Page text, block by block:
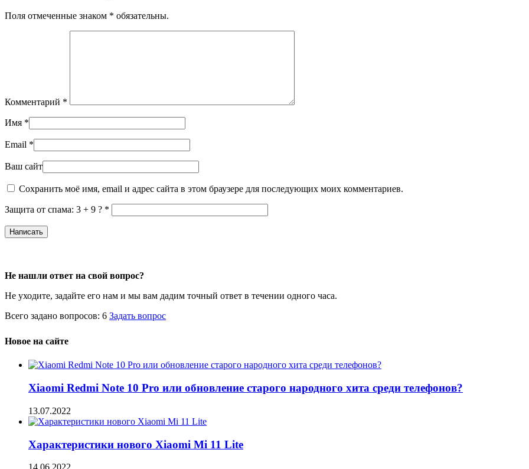
Поля отмеченные знаком * обязательны.
Комментарий *
Имя *
Email *
Ваш сайт
Сохранить моё имя, email и адрес сайта в этом браузере для последующих моих комментариев.
Защита от спама: 3 + 9 ? *
Не нашли ответ на свой вопрос?
Не уходите, задайте его нам и мы вам дадим точный ответ в течении одного часа.
Всего задано вопросов: 6 Задать вопрос
Новое на сайте
Xiaomi Redmi Note 10 Pro или обновление старого народного хита среди телефонов?
13.07.2022
Характеристики нового Xiaomi Mi 11 Lite